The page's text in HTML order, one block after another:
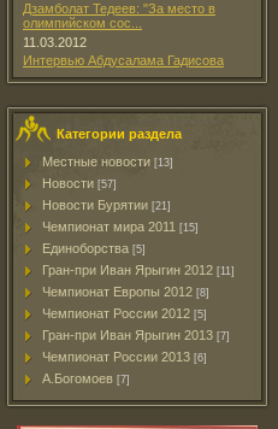
Дзамболат Тедеев: "За место в
олимпийском сос...
11.03.2012
Интервью Абдусалама Гадисова
Категории раздела
Местные новости [13]
Новости [57]
Новости Бурятии [21]
Чемпионат мира 2011 [15]
Единоборства [5]
Гран-при Иван Ярыгин 2012 [11]
Чемпионат Европы 2012 [8]
Чемпионат России 2012 [5]
Гран-при Иван Ярыгин 2013 [7]
Чемпионат России 2013 [6]
А.Богомоев [7]